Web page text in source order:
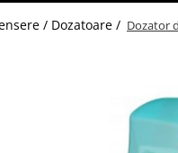
de lichide
presiune
/ Dozatoare / Dozator